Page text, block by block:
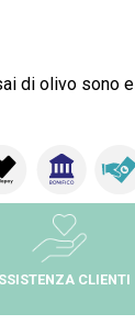
di olivo sono
CLIENTI